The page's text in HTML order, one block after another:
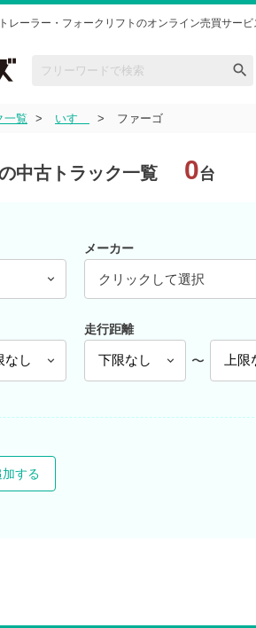
レーラー・フォークリフトのオンライン売買サービ
一覧 いすゞ ファーゴ
中古トラック一覧 0台
メーカー
クリックして選択
走行距離
〜
する